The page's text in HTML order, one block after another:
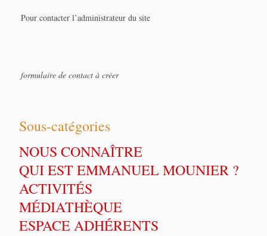
Pour contacter l’administrateur du site
formulaire de contact à créer
Sous-catégories
NOUS CONNAÎTRE
QUI EST EMMANUEL MOUNIER ?
ACTIVITÉS
MÉDIATHÈQUE
ESPACE ADHÉRENTS